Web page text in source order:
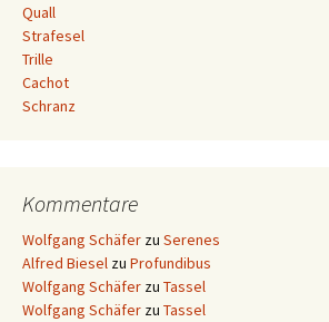
Quall
Strafesel
Trille
Cachot
Schranz
Kommentare
Wolfgang Schäfer zu Serenes
Alfred Biesel zu Profundibus
Wolfgang Schäfer zu Tassel
Wolfgang Schäfer zu Tassel